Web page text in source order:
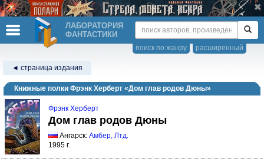
ЛАБОРАТОРИЯ
ФАНТАСТИКИ
расширенный
поиск по жанру
◄ страница издания
Книжные полки Фрэнк Херберт «Дом глав родов Дюны»
Фрэнк Херберт
Дом глав родов Дюны
Ангарск: Амбер, Лтд.
1995 г.